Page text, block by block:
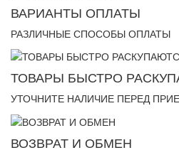
ВАРИАНТЫ ОПЛАТЫ
РАЗЛИЧНЫЕ СПОСОБЫ ОПЛАТЫ
ТОВАРЫ БЫСТРО
УТОЧНИТЕ НАЛИЧИЕ ПЕРЕД
ВОЗВРАТ И ОБМЕН